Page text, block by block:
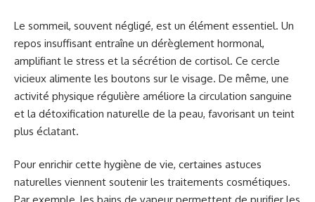
Le sommeil, souvent négligé, est un élément essentiel. Un
repos insuffisant entraîne un dérèglement hormonal,
amplifiant le stress et la sécrétion de cortisol. Ce cercle
vicieux alimente les boutons sur le visage. De même, une
activité physique régulière améliore la circulation sanguine
et la détoxification naturelle de la peau, favorisant un teint
plus éclatant.
Pour enrichir cette hygiène de vie, certaines astuces
naturelles viennent soutenir les traitements cosmétiques.